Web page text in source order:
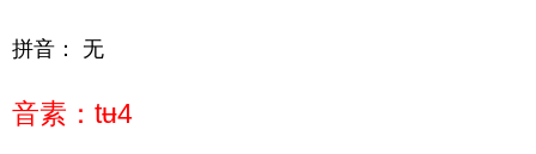
拼音： 无
音素：tʉ4